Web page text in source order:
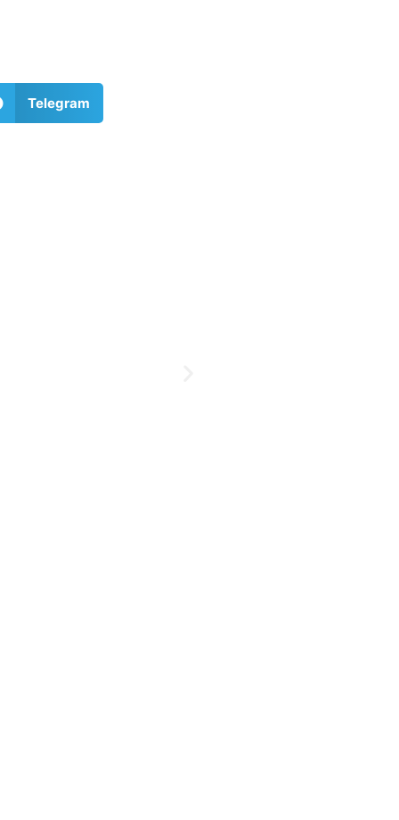
Telegram